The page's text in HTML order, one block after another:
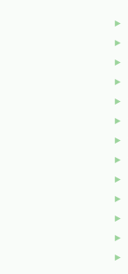
►
►
►
►
►
►
►
►
►
►
►
►
►